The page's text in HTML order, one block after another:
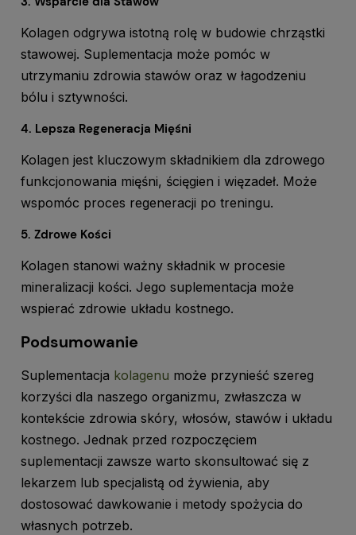
Kolagen odgrywa istotną rolę w budowie chrząstki
stawowej. Suplementacja może pomóc w
utrzymaniu zdrowia stawów oraz w łagodzeniu
bólu i sztywności.
4. Lepsza Regeneracja Mięśni
Kolagen jest kluczowym składnikiem dla zdrowego
funkcjonowania mięśni, ścięgien i więzadeł. Może
wspomóc proces regeneracji po treningu.
5. Zdrowe Kości
Kolagen stanowi ważny składnik w procesie
mineralizacji kości. Jego suplementacja może
wspierać zdrowie układu kostnego.
Podsumowanie
Suplementacja kolagenu może przynieść szereg
korzyści dla naszego organizmu, zwłaszcza w
kontekście zdrowia skóry, włosów, stawów i układu
kostnego. Jednak przed rozpoczęciem
suplementacji zawsze warto skonsultować się z
lekarzem lub specjalistą od żywienia, aby
dostosować dawkowanie i metody spożycia do
własnych potrzeb.